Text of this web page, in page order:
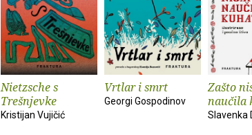
Nietzsche s
Trešnjevke
Kristijan Vujičić
Vrtlar i smrt
Georgi Gospodinov
Zašto
naučila
Slavenka